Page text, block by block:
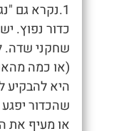
1.נקרא גם
כדור נפוץ.
שחקני שדה.
(או כמה
היא להבקיע
שהכדור
או מעיף את